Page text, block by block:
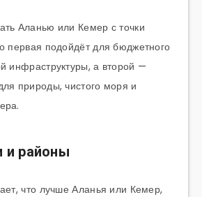
Аланью или Кемер с точки
первая подойдёт для бюджетного
инфраструктуры, а второй —
природы, чистого моря и
и районы
что лучше Аланья или Кемер,